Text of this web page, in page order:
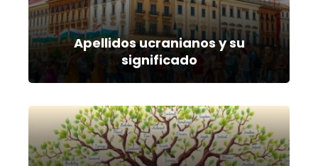
Apellidos ucranianos y su
significado